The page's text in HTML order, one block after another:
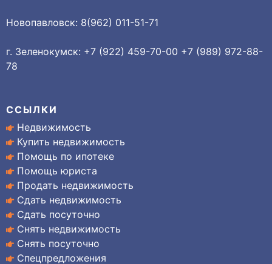
Новопавловск: 8(962) 011-51-71
г. Зеленокумск: +7 (922) 459-70-00 +7 (989) 972-88-
78
ССЫЛКИ
Недвижимость
Купить недвижимость
Помощь по ипотеке
Помощь юриста
Продать недвижимость
Сдать недвижимость
Сдать посуточно
Снять недвижимость
Снять посуточно
Спецпредложения